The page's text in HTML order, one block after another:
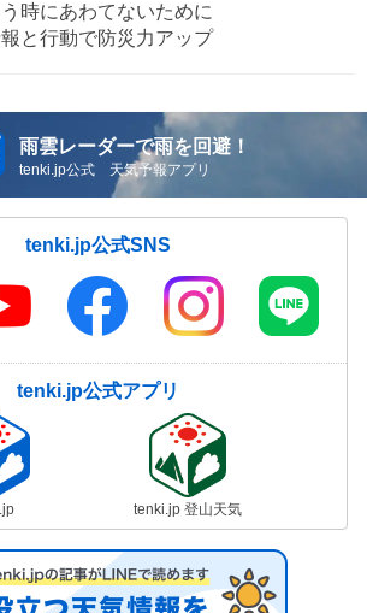
時にあわてないために
と行動で防災力アップ
雨雲レーダーで雨を回避！
tenki.jp公式 天気予報アプリ
tenki.jp公式SNS
tenki.jp公式アプリ
tenki.jp 登山天気